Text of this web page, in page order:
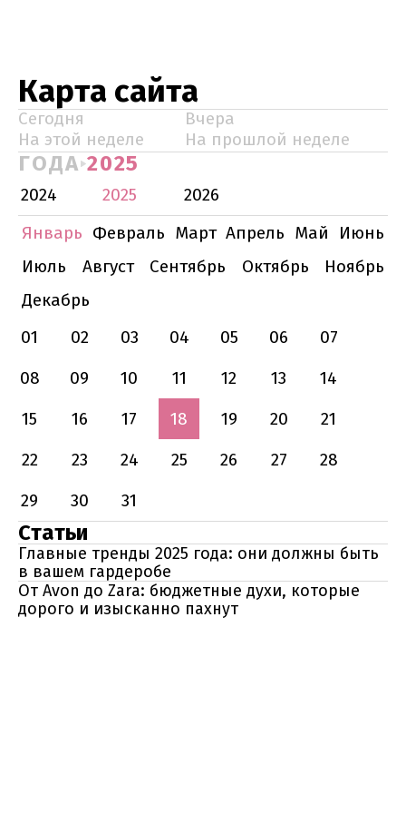
Карта сайта
Сегодня
Вчера
На этой неделе
На прошлой неделе
ГОДА 2025
2024 2025
2026
Январь Февраль Март Апрель Май
Июнь
Июль
Август Сентябрь Октябрь
Ноябрь
Декабрь
01
02 03 04 05 06
07
08
09 10 11 12 13
14
15
16 17 18 19 20
21
22
23 24 25 26 27
28
29
30 31
Статьи
Главные тренды 2025 года: они должны быть
в вашем гардеробе
От Avon до Zara: бюджетные духи, которые
дорого и изысканно пахнут